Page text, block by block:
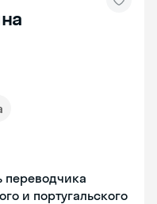
переводчика
и португальского